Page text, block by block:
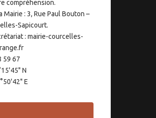
compréhension.
Mairie : 3, Rue Paul Bouton –
Sapicourt.
: mairie-courcelles-
59 67
N
E